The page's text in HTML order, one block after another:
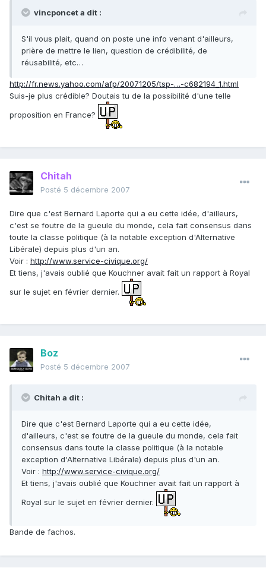
vincponcet a dit :
S'il vous plait, quand on poste une info venant d'ailleurs,
prière de mettre le lien, question de crédibilité, de
réusabilité, etc…
http://fr.news.yahoo.com/afp/20071205/tsp-…-c682194_1.html
Suis-je plus crédible? Doutais tu de la possibilité d'une telle
proposition en France?
Chitah
Posté 5 décembre 2007
Dire que c'est Bernard Laporte qui a eu cette idée, d'ailleurs,
c'est se foutre de la gueule du monde, cela fait consensus dans
toute la classe politique (à la notable exception d'Alternative
Libérale) depuis plus d'un an.
Voir : http://www.service-civique.org/
Et tiens, j'avais oublié que Kouchner avait fait un rapport à Royal
sur le sujet en février dernier.
Boz
Posté 5 décembre 2007
Chitah a dit :
Dire que c'est Bernard Laporte qui a eu cette idée,
d'ailleurs, c'est se foutre de la gueule du monde, cela fait
consensus dans toute la classe politique (à la notable
exception d'Alternative Libérale) depuis plus d'un an.
Voir : http://www.service-civique.org/
Et tiens, j'avais oublié que Kouchner avait fait un rapport à
Royal sur le sujet en février dernier.
Bande de fachos.